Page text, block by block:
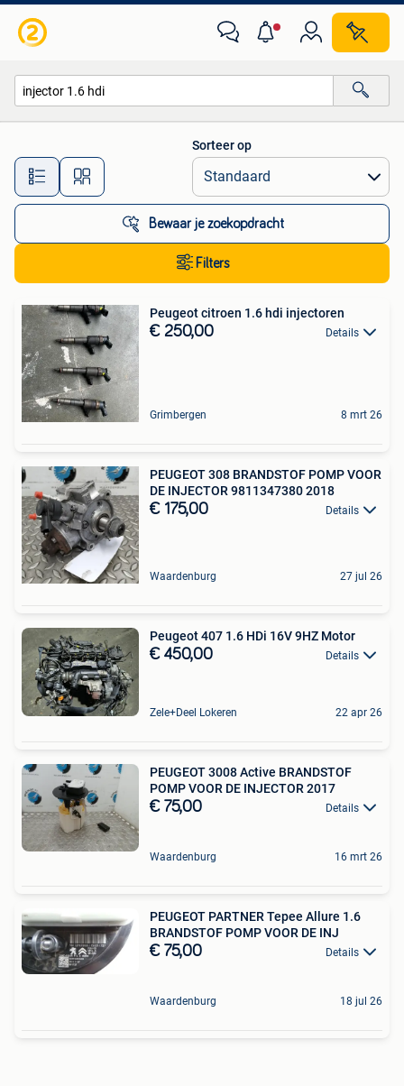
Alle afstanden…
Sorteer op
Bewaar je zoekopdracht
Filters
Peugeot citroen 1.6 hdi injectoren
€ 250,00 Details
Grimbergen 8 mrt 26
PEUGEOT 308 BRANDSTOF POMP VOOR
DE INJECTOR 9811347380 2018
€ 175,00 Details
Waardenburg 27 jul 26
Peugeot 407 1.6 HDi 16V 9HZ Motor
€ 450,00 Details
Zele+Deel Lokeren 22 apr 26
PEUGEOT 3008 Active BRANDSTOF
POMP VOOR DE INJECTOR 2017
€ 75,00 Details
Waardenburg 16 mrt 26
PEUGEOT PARTNER Tepee Allure 1.6
BRANDSTOF POMP VOOR DE INJ
€ 75,00 Details
Waardenburg 18 jul 26